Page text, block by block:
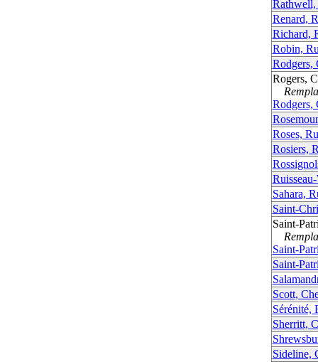
Rathwell,
Renard,
Richard,
Robin,
Rodgers,
Rogers,
Rodgers,
Roses,
Rosiers,
Sahara,
Saint-
Saint-
Saint-
Saint-
Scott,
Sérénité,
Sherritt,
Sideline,